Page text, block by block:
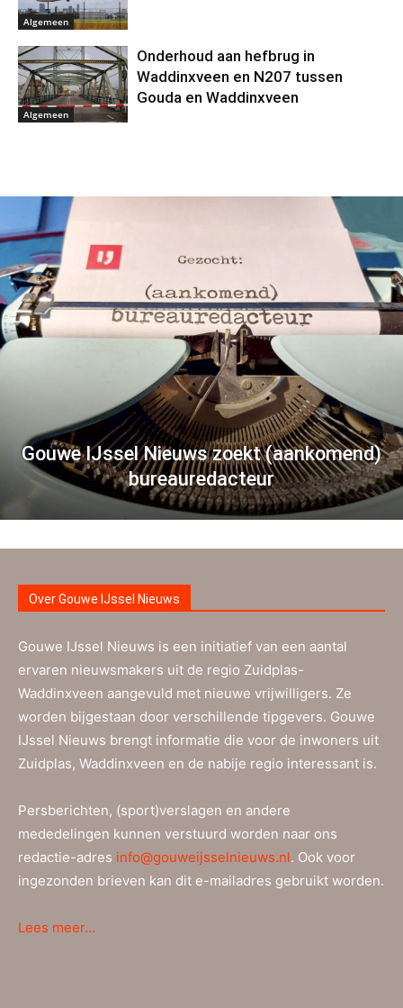
Algemeen
Algemeen
Onderhoud aan hefbrug in
Waddinxveen en N207 tussen
Gouda en Waddinxveen
Gouwe IJssel Nieuws zoekt (aankomend)
bureauredacteur
Over Gouwe IJssel Nieuws
Gouwe IJssel Nieuws is een initiatief van een aantal
ervaren nieuwsmakers uit de regio Zuidplas-
Waddinxveen aangevuld met nieuwe vrijwilligers. Ze
worden bijgestaan door verschillende tipgevers. Gouwe
IJssel Nieuws brengt informatie die voor de inwoners uit
Zuidplas, Waddinxveen en de nabije regio interessant is.
Persberichten, (sport)verslagen en andere
mededelingen kunnen verstuurd worden naar ons
redactie-adres info@gouweijsselnieuws.nl. Ook voor
ingezonden brieven kan dit e-mailadres gebruikt worden.
Lees meer…